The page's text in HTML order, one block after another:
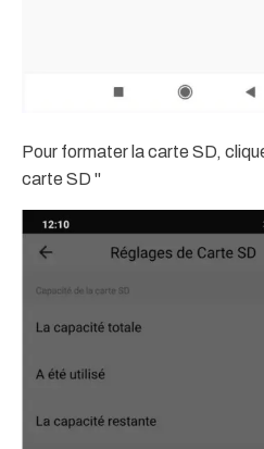
Pour formater la carte SD,
carte SD "